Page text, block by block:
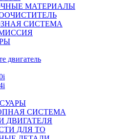
МАТЕРИАЛЫ
СИСТЕМА
двигатель
СИСТЕМА
ДВИГАТЕЛЯ
ДЛЯ ТО